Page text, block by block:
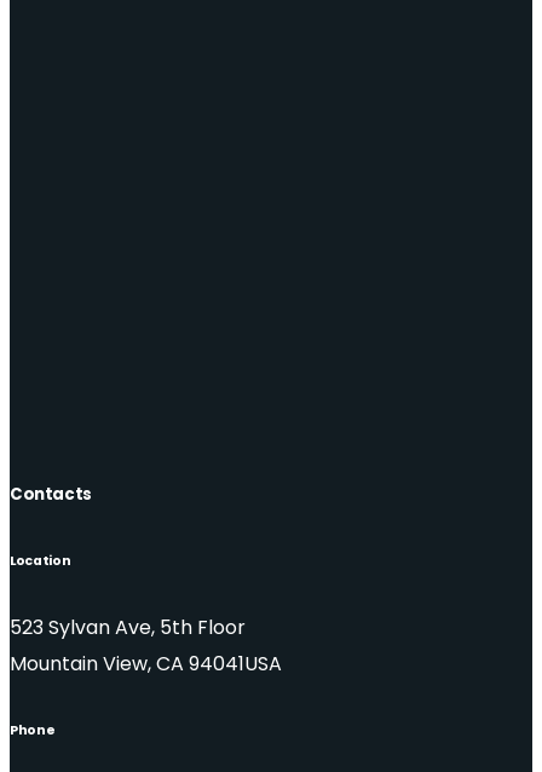
Contacts
Location
523 Sylvan Ave, 5th Floor
Mountain View, CA 94041USA
Phone